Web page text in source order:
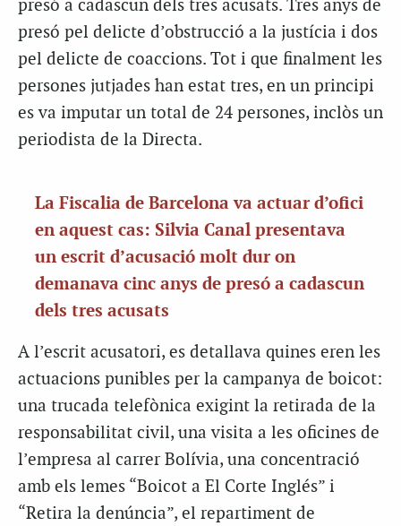
presó a cadascun dels tres acusats. Tres anys de
presó pel delicte d’obstrucció a la justícia i dos
pel delicte de coaccions. Tot i que finalment les
persones jutjades han estat tres, en un principi
es va imputar un total de 24 persones, inclòs un
periodista de la Directa.
La Fiscalia de Barcelona va actuar d’ofici
en aquest cas: Silvia Canal presentava
un escrit d’acusació molt dur on
demanava cinc anys de presó a cadascun
dels tres acusats
A l’escrit acusatori, es detallava quines eren les
actuacions punibles per la campanya de boicot:
una trucada telefònica exigint la retirada de la
responsabilitat civil, una visita a les oficines de
l’empresa al carrer Bolívia, una concentració
amb els lemes “Boicot a El Corte Inglés” i
“Retira la denúncia”, el repartiment de